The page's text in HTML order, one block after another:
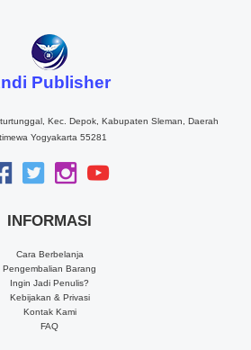
Publisher
Kec. Depok, Kabupaten Sleman, Daerah
Yogyakarta 55281
INFORMASI
Cara Berbelanja
Pengembalian Barang
Ingin Jadi Penulis?
Kebijakan & Privasi
Kontak Kami
FAQ